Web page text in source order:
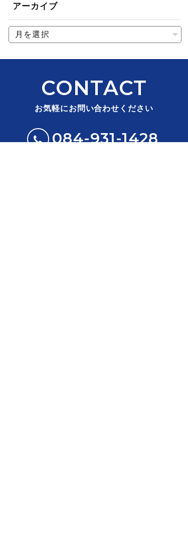
アーカイブ
CONTACT
お気軽にお問い合わせください
084-931-1428